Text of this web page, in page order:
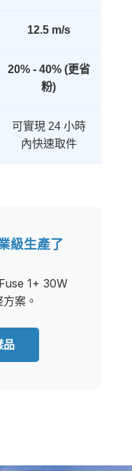
12.5 m/s
20% - 40% (更省
粉)
可實現 24 小時
內快速取件
級生產了
1+ 30W
案。
品